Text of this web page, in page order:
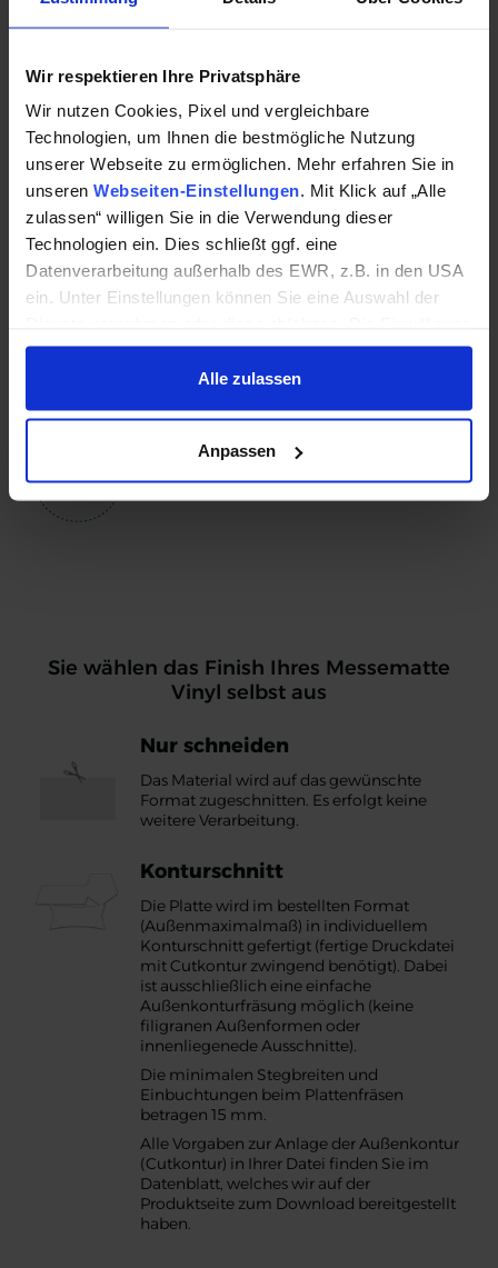
Wir respektieren Ihre Privatsphäre
Wir nutzen Cookies, Pixel und vergleichbare
Technologien, um Ihnen die bestmögliche Nutzung
unserer Webseite zu ermöglichen. Mehr erfahren Sie in
unseren Webseiten-Einstellungen. Mit Klick auf „Alle
zulassen“ willigen Sie in die Verwendung dieser
Technologien ein. Dies schließt ggf. eine
Datenverarbeitung außerhalb des EWR, z.B. in den USA
ein. Unter Einstellungen können Sie eine Auswahl der
können Sie jederzeit mit Wirkung für die Zukunft einzeln
widerrufen oder ändern.
Datenschutzhinweise
Alle zulassen
Anpassen
Rutschfest
Rutschfeste Rückseite
Indoor geeignet
Empfohlen für die Verwendung in
Innenräumen.
Inklusive Druck
Der Druck ist bereits im Preis enthalten.
Sie wählen das Finish Ihres Messematte
Vinyl selbst aus
Nur schneiden
Das Material wird auf das gewünschte
Format zugeschnitten. Es erfolgt keine
weitere Verarbeitung.
Konturschnitt
Die Platte wird im bestellten Format
(Außenmaximalmaß) in individuellem
Konturschnitt gefertigt (fertige Druckdatei
mit Cutkontur zwingend benötigt). Dabei
ist ausschließlich eine einfache
Außenkonturfräsung möglich (keine
filigranen Außenformen oder
innenliegenede Ausschnitte).
Die minimalen Stegbreiten und
Einbuchtungen beim Plattenfräsen
betragen 15 mm.
Alle Vorgaben zur Anlage der Außenkontur
(Cutkontur) in Ihrer Datei finden Sie im
Datenblatt, welches wir auf der
Produktseite zum Download bereitgestellt
haben.